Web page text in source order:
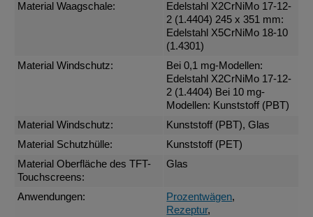
Material Waagschale:
Edelstahl X2CrNiMo 17-12-
2 (1.4404) 245 x 351 mm:
Edelstahl X5CrNiMo 18-10
(1.4301)
Material Windschutz:
Bei 0,1 mg-Modellen:
Edelstahl X2CrNiMo 17-12-
2 (1.4404) Bei 10 mg-
Modellen: Kunststoff (PBT)
Material Windschutz:
Kunststoff (PBT), Glas
Material Schutzhülle:
Kunststoff (PET)
Material Oberfläche des TFT-
Touchscreens:
Glas
Anwendungen: Prozentwägen,
Rezeptur,